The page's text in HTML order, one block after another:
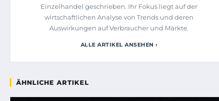
Einzelhandel geschrieben. Ihr Fokus liegt auf der
wirtschaftlichen Analyse von Trends und deren
Auswirkungen auf Verbraucher und Märkte.
ALLE ARTIKEL ANSEHEN ›
ÄHNLICHE ARTIKEL